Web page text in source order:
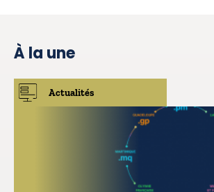
À la une
Actualités